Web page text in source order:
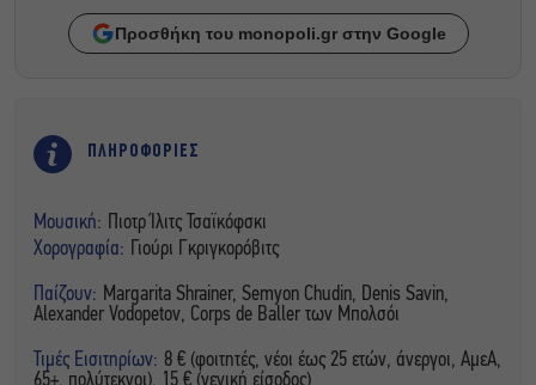
Προσθήκη του monopoli.gr στην Google
ΠΛΗΡΟΦΟΡΙΕΣ
Μουσική:
Πιοτρ Ίλιτς Τσαϊκόφσκι
Χορογραφία:
Γιούρι Γκριγκορόβιτς
Παίζουν: Margarita Shrainer, Semyon Chudin, Denis Savin,
Alexander Vodopetov, Corps de Baller των Μπολσόι
Τιμές Εισιτηρίων: 8 € (φοιτητές, νέοι έως 25 ετών, άνεργοι, ΑμεΑ,
65+, πολύτεκνοι), 15 € (γενική είσοδος)